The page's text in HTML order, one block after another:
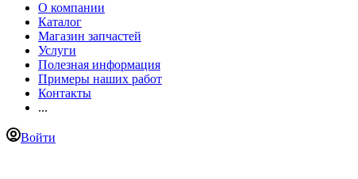
О компании
Каталог
Магазин запчастей
Услуги
Полезная информация
Примеры наших работ
Контакты
...
Войти